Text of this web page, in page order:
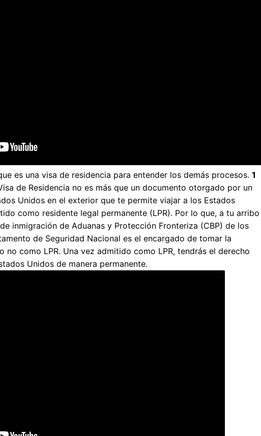
es una visa de residencia para entender los demás procesos. 1
de Residencia no es más que un documento otorgado por un
Unidos en el exterior que te permite viajar a los Estados
como residente legal permanente (LPR). Por lo que, a tu arribo
inmigración de Aduanas y Protección Fronteriza (CBP) de los
de Seguridad Nacional es el encargado de tomar la
no como LPR. Una vez admitido como LPR, tendrás el derecho
Unidos de manera permanente.